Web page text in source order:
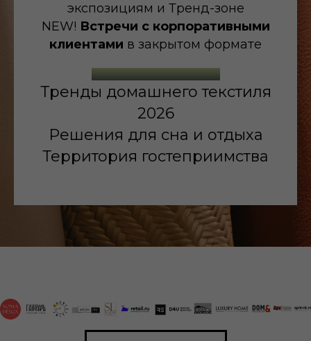
экспозициям и Тренд-зоне
NEW! Встречи с корпоративными
клиентами в закрытом формате
Тренды домашнего текстиля
2026
Решения для сна и отдыха
Территория гостеприимства